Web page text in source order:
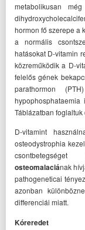
metabolikusan
hormon fő szerepe a
a normális
hatásokat D-vitamin
közreműködik a D-
felelős gének
parathormon
Táblázatban foglaltuk
D-vitamint
osteodystrophia
osteomalaciának
pathogeneticai
azonban
differenciái miatt.
Kóreredet